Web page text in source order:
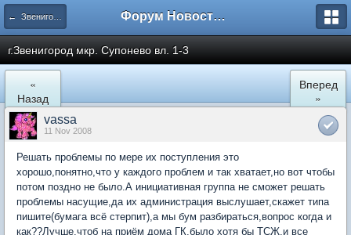
← Звенигород Форум Новостройки
г.Звенигород мкр. Супонево вл. 1-3
«
Назад
Вперед
»
vassa
11 Nov 2008
Решать проблемы по мере их поступления это
хорошо,понятно,что у каждого проблем и так хватает,но вот чтобы
потом поздно не было.А инициативная группа не сможет решать
проблемы насущие,да их администрация выслушает,скажет типа
пишите(бумага всё стерпит),а мы бум разбираться,вопрос когда и
как??Лучше,чтоб на приём дома ГК,было хотя бы ТСЖ,и все